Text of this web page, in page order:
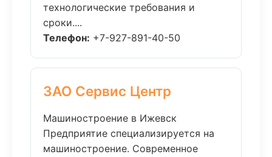
технологические требования и
сроки....
Телефон: +7-927-891-40-50
ЗАО Сервис Центр
Машиностроение в Ижевск
Предприятие специализируется на
машиностроение. Современное